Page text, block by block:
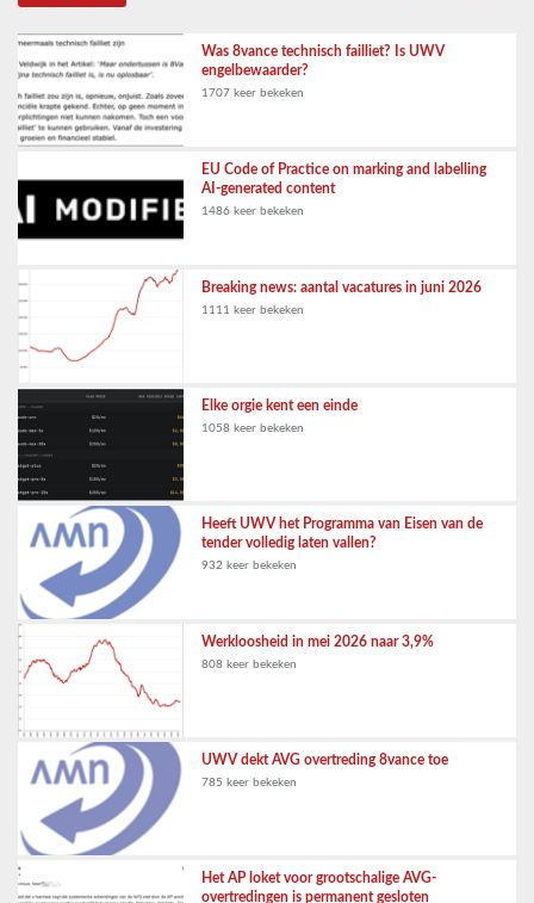
Was 8vance technisch failliet? Is UWV
engelbewaarder?
1707 keer bekeken
EU Code of Practice on marking and labelling
AI-generated content
1486 keer bekeken
Breaking news: aantal vacatures in juni 2026
1111 keer bekeken
Elke orgie kent een einde
1058 keer bekeken
Heeft UWV het Programma van Eisen van de
tender volledig laten vallen?
932 keer bekeken
Werkloosheid in mei 2026 naar 3,9%
808 keer bekeken
UWV dekt AVG overtreding 8vance toe
785 keer bekeken
Het AP loket voor grootschalige AVG-
overtredingen is permanent gesloten